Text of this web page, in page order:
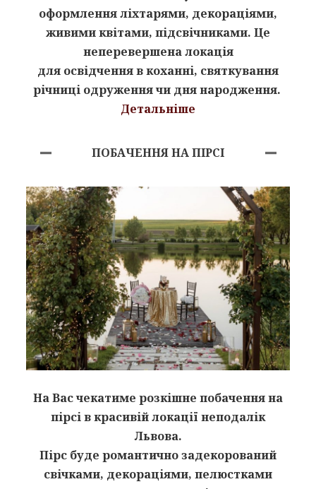
оформленняліхтарями, декораціями,
живими квітами, підсвічниками. Це
неперевершена локація
для освідчення в коханні, святкування
річниці одруження чи дня народження.
Детальніше
ПОБАЧЕННЯ НА ПІРСІ
На Вас чекатиме розкішне побачення на
пірсі в красивій локації неподалік
Львова.
Пірс буде романтично задекорований
свічками, декораціями, пелюстками